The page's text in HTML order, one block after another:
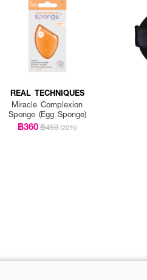
REAL TECHNIQUES
Miracle Complexion
Sponge (Egg Sponge)
฿360฿450 (20%)